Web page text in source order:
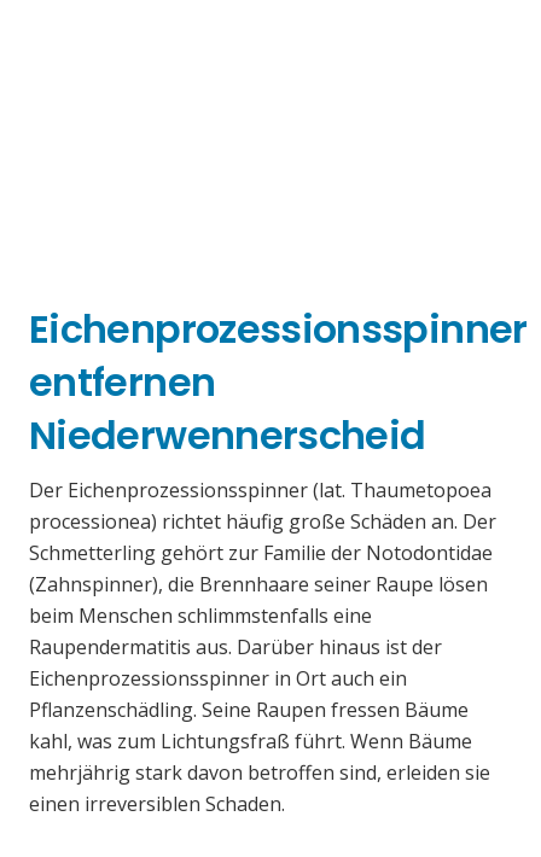
Eichenprozessionsspinner
entfernen
Niederwennerscheid
Der Eichenprozessionsspinner (lat. Thaumetopoea
processionea) richtet häufig große Schäden an. Der
Schmetterling gehört zur Familie der Notodontidae
(Zahnspinner), die Brennhaare seiner Raupe lösen
beim Menschen schlimmstenfalls eine
Raupendermatitis aus. Darüber hinaus ist der
Eichenprozessionsspinner in Ort auch ein
Pflanzenschädling. Seine Raupen fressen Bäume
kahl, was zum Lichtungsfraß führt. Wenn Bäume
mehrjährig stark davon betroffen sind, erleiden sie
einen irreversiblen Schaden.